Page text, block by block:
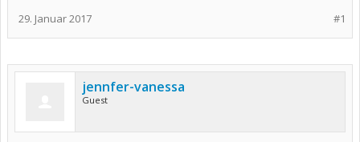
#1
29. Januar 2017
jennfer-vanessa
Guest